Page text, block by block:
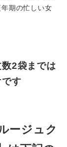
期の忙しい女
2袋までは
す
ージュク